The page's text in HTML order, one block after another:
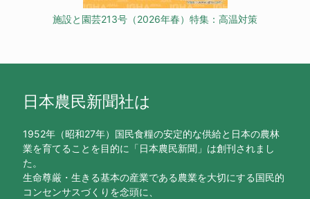
施設と園芸213号（2026年春）特集：高温対策
日本農民新聞社は
1952年（昭和27年）国民食糧の安定的な供給と日本の農林
業を育てることを目的に「日本農民新聞」は創刊されまし
た。
生命尊厳・生きる基本の産業である農業を大切にする国民的
コンセンサスづくりを念頭に、